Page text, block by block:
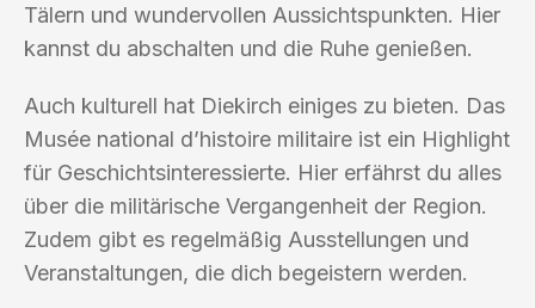
Tälern und wundervollen Aussichtspunkten. Hier
kannst du abschalten und die Ruhe genießen.
Auch kulturell hat Diekirch einiges zu bieten. Das
Musée national d’histoire militaire ist ein Highlight
für Geschichtsinteressierte. Hier erfährst du alles
über die militärische Vergangenheit der Region.
Zudem gibt es regelmäßig Ausstellungen und
Veranstaltungen, die dich begeistern werden.